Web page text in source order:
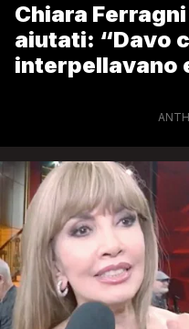
Chiara
aiutati: “Davo
interpellavano